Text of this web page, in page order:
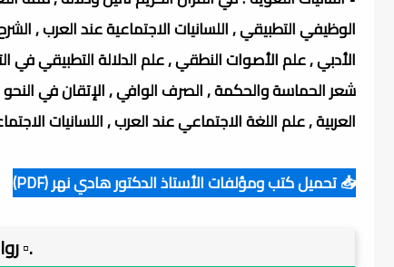
الوظيفي التطبيقي , اللسانيات الاجتماعية عند العرب ,
الأدبي , علم الأصوات النطقي , علم الدلالة التطبيقي في
شعر الحماسة والحكمة , الصرف الوافي , الإتقان في النحو
العربية , علم اللغة الاجتماعي عند العرب , اللسانيات
📥 تحميل كتب ومؤلفات الأستاذ الدكتور هادي نهر (PDF)
.▫️